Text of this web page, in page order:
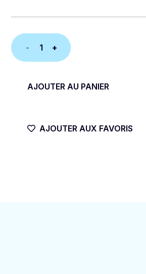
quantité
de
LONGSKATE
NORA
AJOUTER AU PANIER
AJOUTER AUX FAVORIS